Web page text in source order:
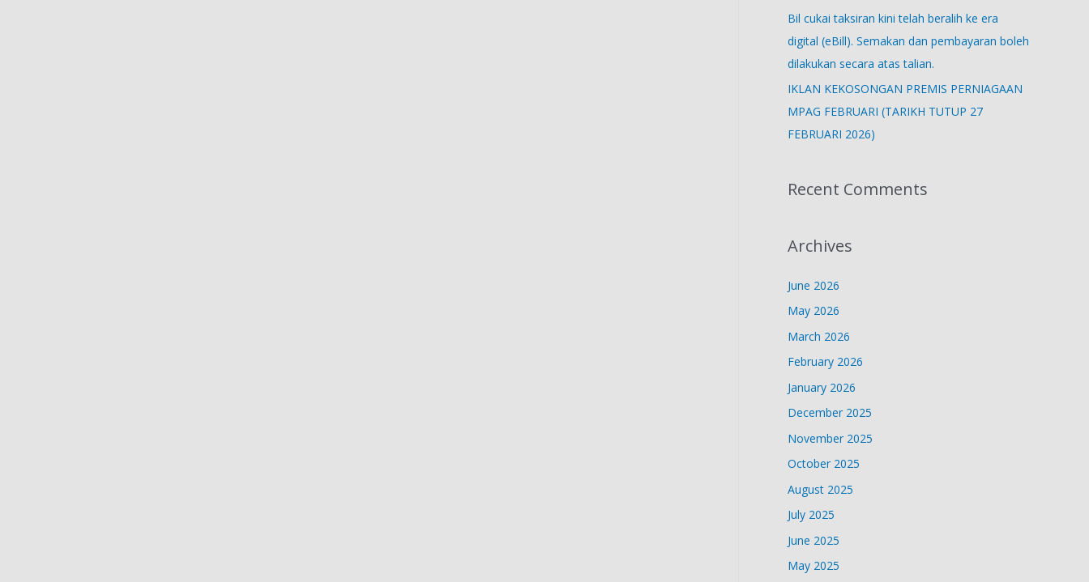
Bil cukai taksiran kini telah beralih ke era
digital (eBill). Semakan dan pembayaran boleh
dilakukan secara atas talian.
IKLAN KEKOSONGAN PREMIS PERNIAGAAN
MPAG FEBRUARI (TARIKH TUTUP 27
FEBRUARI 2026)
Recent Comments
Archives
June 2026
May 2026
March 2026
February 2026
January 2026
December 2025
November 2025
October 2025
August 2025
July 2025
June 2025
May 2025